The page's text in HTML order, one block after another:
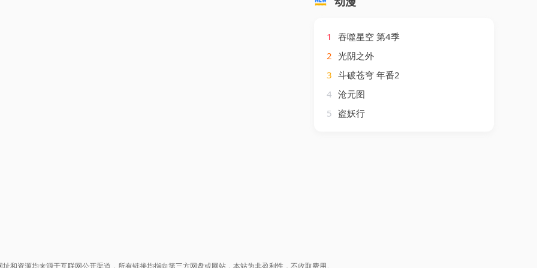
1
吞噬星空 第4季
2 光阴之外
3 斗破苍穹 年番2
4 沧元图
5 盗妖行
和资源均来源于互联网公开渠道，所有链接均指向第三方网盘或网站，本站为非盈利性，不收取费用。